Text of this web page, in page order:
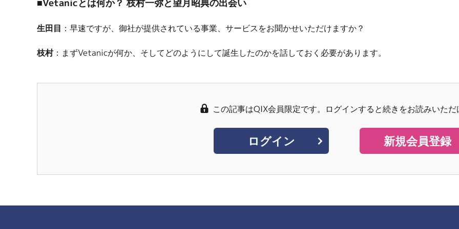
■Vetanicとは何か？ 枝村一弥と望月昭典の出会い
生田目 ：早速ですが、御社が提供されている事業、サービスをお聞かせいただけますか？
枝村：まずVetanicが何か、そしてどのようにして誕生したのかを話しておく必要があります。
この記事はQIX会員限定です。 ログインすると続きをお読みいただ
ログイン 新規会員登録